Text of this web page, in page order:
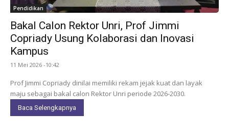
Pendidikan
Bakal Calon Rektor Unri, Prof Jimmi
Copriady Usung Kolaborasi dan Inovasi
Kampus
11 Mei 2026 -10:42
Prof Jimmi Copriady dinilai memiliki rekam jejak kuat dan layak
maju sebagai bakal calon Rektor Unri periode 2026-2030.
Baca Selengkapnya